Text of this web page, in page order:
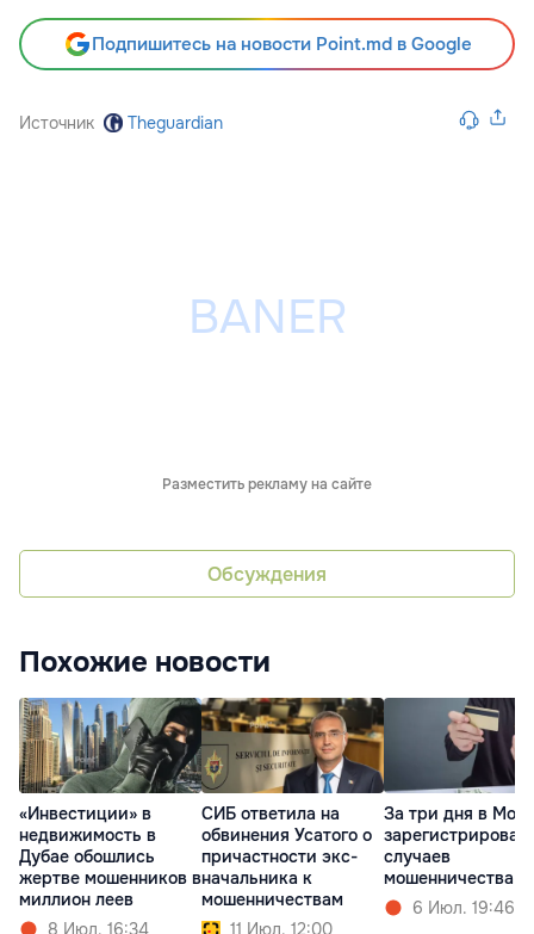
Подпишитесь на новости Point.md в Google
Источник Theguardian
Разместить рекламу на сайте
Обсуждения
Похожие новости
«Инвестиции» в
недвижимость в
Дубае обошлись
жертве мошенников в
миллион леев
8 Июл. 16:34
СИБ ответила на
обвинения Усатого о
причастности экс-
начальника к
мошенничествам
11 Июл. 12:00
За три дня в
случаев
мошенничества
6 Июл. 19:46